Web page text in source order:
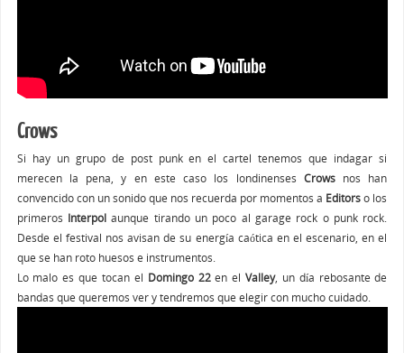
Crows
Si hay un grupo de post punk en el cartel tenemos que indagar si
merecen la pena, y en este caso los londinenses Crowsnos han
convencido con un sonido que nos recuerda por momentos a Editorso los
primeros Interpolaunque tirando un poco al garage rock o punk rock.
Desde el festival nos avisan de su energía caótica en el escenario, en el
que se han roto huesos e instrumentos.
Lo malo es que tocan el Domingo 22en elValley, un día rebosante de
bandas que queremos ver y tendremos que elegir con mucho cuidado.